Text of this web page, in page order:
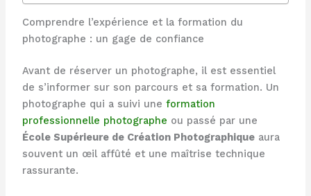
Comprendre l’expérience et la formation du
photographe : un gage de confiance
Avant de réserver un photographe, il est essentiel
de s’informer sur son parcours et sa formation. Un
photographe qui a suivi une formation
professionnelle photographe ou passé par une
École Supérieure de Création Photographiqueaura
souvent un œil affûté et une maîtrise technique
rassurante.